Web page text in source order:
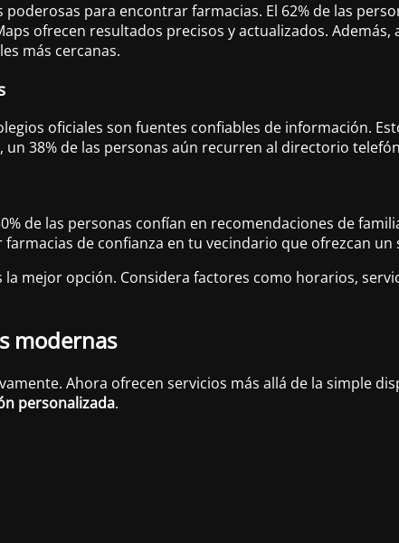
para encontrar farmacias. El 62% de las
ofrecen resultados precisos y actualizados.
más cercanas.
oficiales son fuentes confiables de información.
un 38% de las personas aún recurren al directorio
de las personas confían en recomendaciones de
de confianza en tu vecindario que ofrezcan un
mejor opción. Considera factores como horarios,
modernas
Ahora ofrecen servicios más allá de la simple
personalizada.